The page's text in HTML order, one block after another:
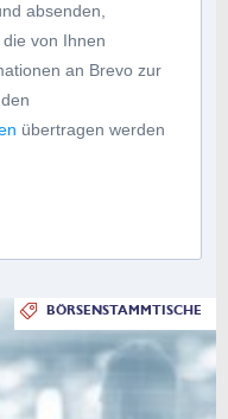
absenden,
von Ihnen
an Brevo zur
übertragen werden
BÖRSENSTAMMTISCHE